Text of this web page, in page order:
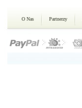
O Nas Partnerzy